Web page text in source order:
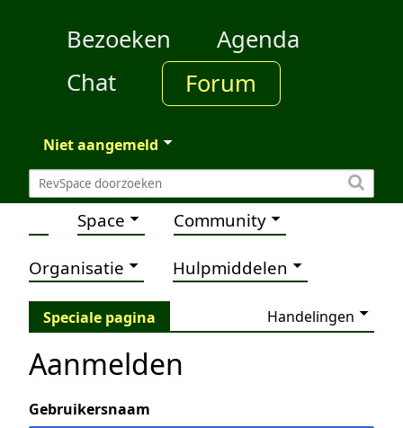
Bezoeken
Agenda
Chat
Forum
Niet aangemeld
Space Community
Organisatie Hulpmiddelen
Speciale pagina Handelingen
Aanmelden
Gebruikersnaam